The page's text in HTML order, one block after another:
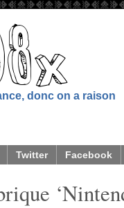
donc on a raison
Twitter Facebook